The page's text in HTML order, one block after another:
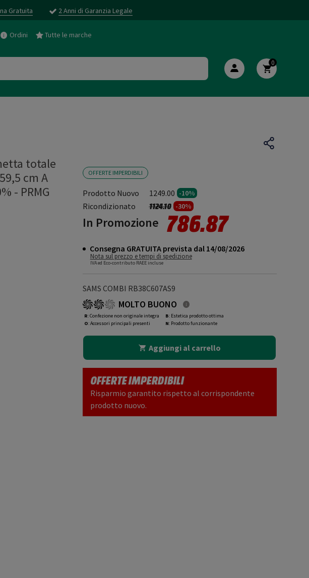
Gratuita 2 Anni di Garanzia Legale
Ordini Tutte le marche
0
netta totale
cm A
- PRMG
OFFERTE IMPERDIBILI
Prodotto Nuovo 1249.00 -10%
Ricondizionato Prezzo ridotto da
1124.10a-30%
In Promozione 786.87
Consegna GRATUITA prevista dal 14/08/2026
Nota sul prezzo e tempi di spedizione
IVA ed Eco-contributo RAEE incluse
SAMS COMBI RB38C607AS9
MOLTO BUONO
R: Confezione non originale integra
O: Accessori principali presenti
B: Estetica prodotto ottima
N: Prodotto funzionante
Aggiungi al carrello
OFFERTE IMPERDIBILI
Risparmio garantito rispetto al corrispondente
prodotto nuovo.